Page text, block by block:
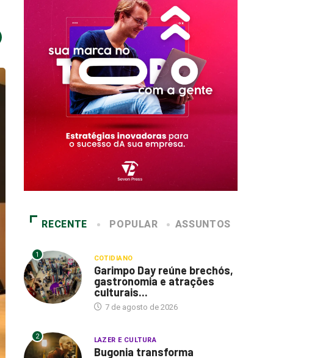
RECENTE POPULAR ASSUNTOS
1 COTIDIANO
Garimpo Day reúne brechós,
gastronomia e atrações
culturais...
7 de agosto de 2026
2 LAZER E CULTURA
Bugonia transforma